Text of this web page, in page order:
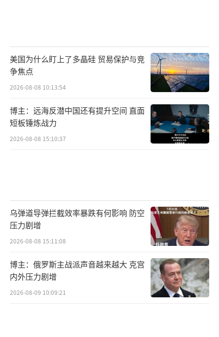
美国为什么盯上了多晶硅 贸易保护与竞
争焦点
2026-08-08 10:13:54
博主：远海反潜中国还有提升空间 直面
短板锤炼战力
2026-08-08 15:10:37
乌弹道导弹拦截效率暴跌有何影响 防空
压力剧增
2026-08-08 15:11:08
博主：俄罗斯主战派声音越来越大 克宫
内外压力剧增
2026-08-09 10:09:21